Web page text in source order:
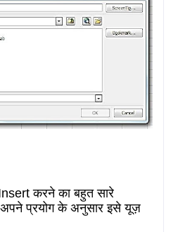
करने का बहुत सारे
प्रयोग के अनुसार इसे यूज़